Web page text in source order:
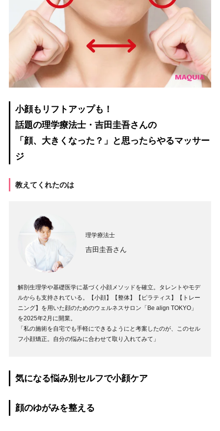
小顔もリフトアップも！
話題の理学療法士・吉田圭吾さんの
「顔、大きくなった？」と思ったらやるマッサー
ジ
教えてくれたのは
理学療法士
吉田圭吾さん
解剖生理学や基礎医学に基づく小顔メソッドを確立。タレントやモデ
ルからも支持されている。【小顔】【整体】【ピラティス】【トレー
ニング】を用いた顔のためのウェルネスサロン「Be align TOKYO」
を2025年2月に開業。
「私の施術を自宅でも手軽にできるようにと考案したのが、このセル
フ小顔矯正。自分の悩みに合わせて取り入れてみて」
気になる悩み別セルフで小顔ケア
顔のゆがみを整える